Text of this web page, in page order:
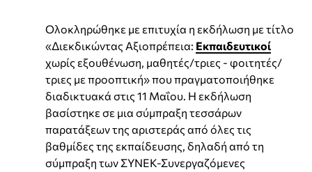
Ολοκληρώθηκε με επιτυχία η εκδήλωση με τίτλο
«Διεκδικώντας Αξιοπρέπεια: Εκπαιδευτικοί
χωρίς εξουθένωση, μαθητές/τριες - φοιτητές/
τριες με προοπτική» που πραγματοποιήθηκε
διαδικτυακά στις 11 Μαΐου. Η εκδήλωση
βασίστηκε σε μια σύμπραξη τεσσάρων
παρατάξεων της αριστεράς από όλες τις
βαθμίδες της εκπαίδευσης, δηλαδή από τη
σύμπραξη των ΣΥΝΕΚ-Συνεργαζόμενες